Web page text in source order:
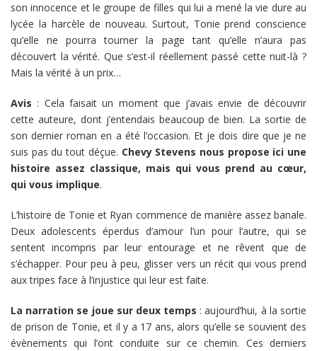
son innocence et le groupe de filles qui lui a mené la vie dure au
lycée la harcèle de nouveau. Surtout, Tonie prend conscience
qu’elle ne pourra tourner la page tant qu’elle n’aura pas
découvert la vérité. Que s’est-il réellement passé cette nuit-là ?
Mais la vérité à un prix…
Avis : Cela faisait un moment que j’avais envie de découvrir
cette auteure, dont j’entendais beaucoup de bien. La sortie de
son dernier roman en a été l’occasion. Et je dois dire que je ne
suis pas du tout déçue. Chevy Stevens nous propose ici une
histoire assez classique, mais qui vous prend au cœur,
qui vous implique.
L’histoire de Tonie et Ryan commence de manière assez banale.
Deux adolescents éperdus d’amour l’un pour l’autre, qui se
sentent incompris par leur entourage et ne rêvent que de
s’échapper. Pour peu à peu, glisser vers un récit qui vous prend
aux tripes face à l’injustice qui leur est faite.
La narration se joue sur deux temps : aujourd’hui, à la sortie
de prison de Tonie, et il y a 17 ans, alors qu’elle se souvient des
évènements qui l’ont conduite sur ce chemin. Ces derniers